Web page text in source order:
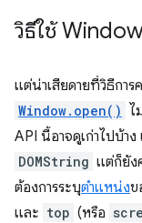
วิธีใช้
แต่น่าเสียดายที่วิธีกา
Window.open() ไ
API นี้อาจดูเก่าไปบ้าง
DOMString แต่ก็ยัง
ต้องการระบุตำแหน่งข
และ top (หรือ